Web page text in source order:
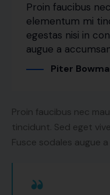
Proin faucibus
elementum mi
egestas nisi in
augue a
Piter
Proin faucibus nec
tincidunt. Sed eget
Fusce sodales augue